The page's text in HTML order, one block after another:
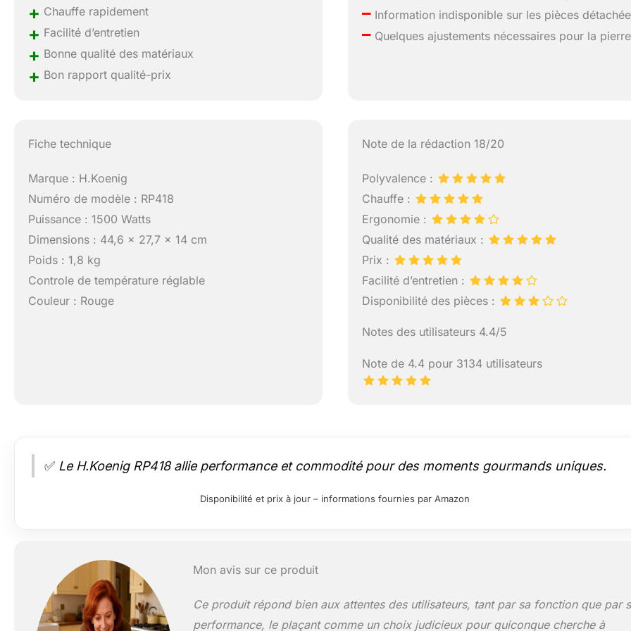
+ Chauffe rapidement
+ Facilité d’entretien
+ Bonne qualité des matériaux
+ Bon rapport qualité-prix
– Information indisponible sur les pièces
– Quelques ajustements nécessaires pour la pierre
Fiche technique
Marque : H.Koenig
Numéro de modèle : RP418
Puissance : 1500 Watts
Dimensions : 44,6 x 27,7 x 14 cm
Poids : 1,8 kg
Controle de température réglable
Couleur : Rouge
Note de la rédaction 18/20
Polyvalence :
Chauffe :
Ergonomie :
Qualité des matériaux :
Prix :
Facilité d’entretien :
Disponibilité des pièces :
Notes des utilisateurs 4.4/5
Note de 4.4 pour 3134 utilisateurs
✅ Le H.Koenig RP418 allie performance et commodité pour des moments gourmands uniques.
Disponibilité et prix à jour – informations fournies par Amazon
Mon avis sur ce produit
Ce produit répond bien aux attentes des utilisateurs, tant par sa fonction que par
performance, le plaçant comme un choix judicieux pour quiconque cherche à